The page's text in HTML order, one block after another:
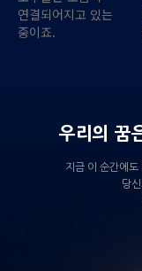
연결되어지고 있는
중이죠.
우리의 꿈
지금 이 순간에도
당